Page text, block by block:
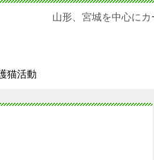
山形、宮城を中心にカ
猫活動